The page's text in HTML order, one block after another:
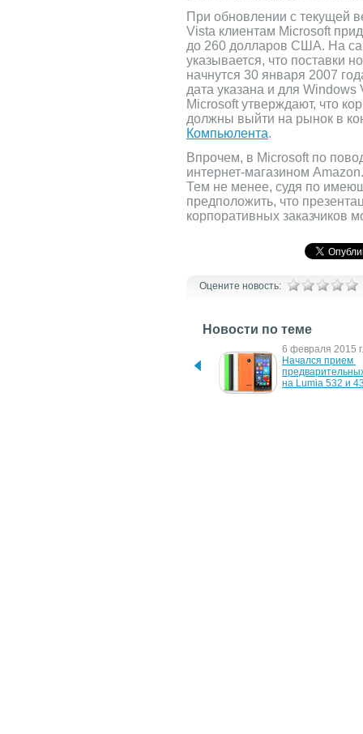
При обновлении с текущей
Vista клиентам Microsoft
до 260 долларов США. На
указывается, что поставки
начнутся 30 января 2007
дата указана и для
Microsoft утверждают, что
должны выйти на рынок в
Компьюлента.
Впрочем, в Microsoft по
интернет-магазином
Тем не менее, судя по
предположить, что
корпоративных заказчиков
Оцените новость:
Новости по теме
ASUS начала принимать
предварительные заказы
6 февраля 2015 г.
Начался прием
на Lumia 532 и